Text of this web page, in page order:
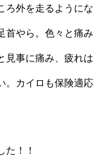
ろ外を走るようにな
首やら。色々と痛み
見事に痛み、疲れは
。カイロも保険適応
！！